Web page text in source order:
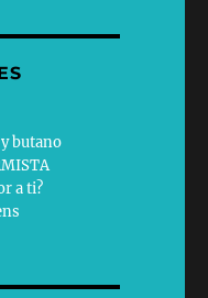
butano
a ti?